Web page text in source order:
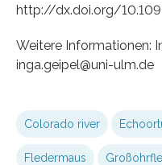
http://dx.doi.org/
Weitere Informationen:
inga.geipel@uni-ulm.de
Colorado river
Fledermaus